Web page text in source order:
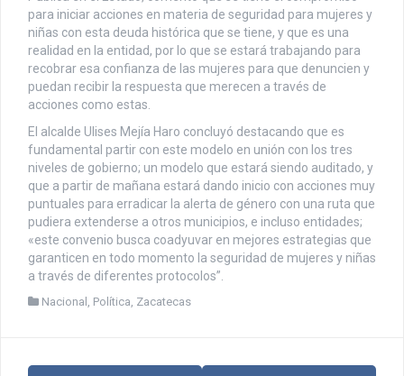
para iniciar acciones en materia de seguridad para mujeres y
niñas con esta deuda histórica que se tiene, y que es una
realidad en la entidad, por lo que se estará trabajando para
recobrar esa confianza de las mujeres para que denuncien y
puedan recibir la respuesta que merecen a través de
acciones como estas.
El alcalde Ulises Mejía Haro concluyó destacando que es
fundamental partir con este modelo en unión con los tres
niveles de gobierno; un modelo que estará siendo auditado, y
que a partir de mañana estará dando inicio con acciones muy
puntuales para erradicar la alerta de género con una ruta que
pudiera extenderse a otros municipios, e incluso entidades;
«este convenio busca coadyuvar en mejores estrategias que
garanticen en todo momento la seguridad de mujeres y niñas
a través de diferentes protocolos”.
Nacional Política Zacatecas